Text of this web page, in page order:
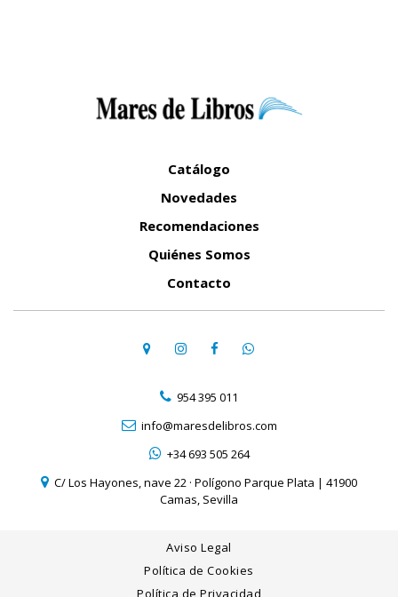
Catálogo
Novedades
Recomendaciones
Quiénes Somos
Contacto
954 395 011
info@maresdelibros.com
+34 693 505 264
C/ Los Hayones, nave 22 · Polígono Parque Plata | 41900
Camas, Sevilla
Aviso Legal
Política de Cookies
Política de Privacidad